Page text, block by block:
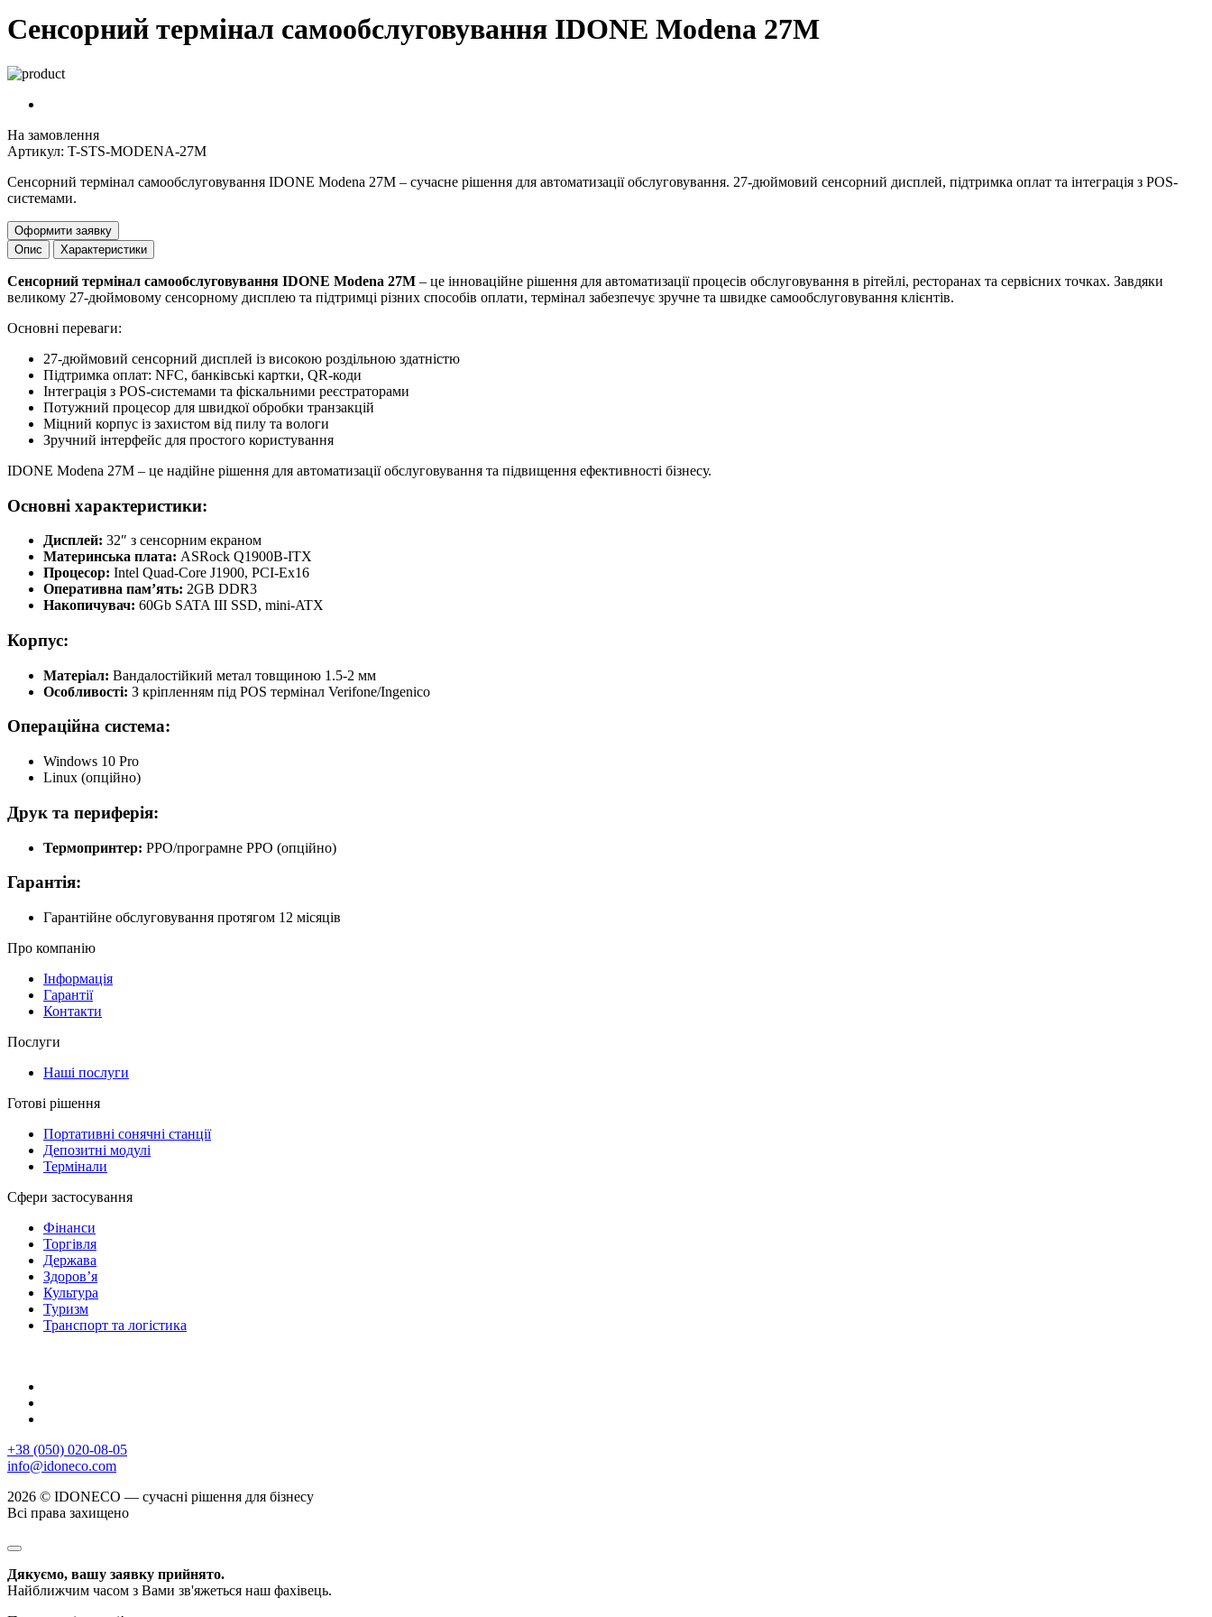
Сенсорний термінал самообслуговування IDONE Modena 27M
На замовлення
Артикул: T-STS-MODENA-27M
Сенсорний термінал самообслуговування IDONE Modena 27M – сучасне рішення для автоматизації обслуговування. 27-дюймовий сенсорний дисплей, підтримка оплат та інтеграція з POS-
системами.
Оформити заявку
Опис
Характеристики
Сенсорний термінал самообслуговування IDONE Modena 27M – це інноваційне рішення для автоматизації процесів обслуговування в рітейлі, ресторанах та сервісних точках. Завдяки
великому 27-дюймовому сенсорному дисплею та підтримці різних способів оплати, термінал забезпечує зручне та швидке самообслуговування клієнтів.
Основні переваги:
27-дюймовий сенсорний дисплей із високою роздільною здатністю
Підтримка оплат: NFC, банківські картки, QR-коди
Інтеграція з POS-системами та фіскальними реєстраторами
Потужний процесор для швидкої обробки транзакцій
Міцний корпус із захистом від пилу та вологи
Зручний інтерфейс для простого користування
IDONE Modena 27M – це надійне рішення для автоматизації обслуговування та підвищення ефективності бізнесу.
Основні характеристики:
Дисплей: 32″ з сенсорним екраном
Материнська плата: ASRock Q1900B-ITX
Процесор: Intel Quad-Core J1900, PCI-Ex16
Оперативна пам’ять: 2GB DDR3
Накопичувач: 60Gb SATA III SSD, mini-ATX
Корпус:
Матеріал: Вандалостійкий метал товщиною 1.5-2 мм
Особливості: З кріпленням під POS термінал Verifone/Ingenico
Операційна система:
Windows 10 Pro
Linux (опційно)
Друк та периферія:
Термопринтер: PPO/програмне РРО (опційно)
Гарантія:
Гарантійне обслуговування протягом 12 місяців
Про компанію
Інформація
Гарантії
Контакти
Послуги
Наші послуги
Готові рішення
Портативні сонячні станції
Депозитні модулі
Термінали
Сфери застосування
Фінанси
Торгівля
Держава
Здоров’я
Культура
Туризм
Транспорт та логістика
+38 (050) 020-08-05
info@idoneco.com
2026 © IDONECO — сучасні рішення для бізнесу
Всі права захищено
Дякуємо, вашу заявку прийнято.
Найближчим часом з Вами зв'яжеться наш фахівець.